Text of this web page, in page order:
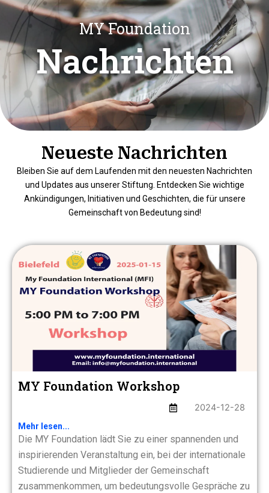
Skip
content
English Deutsch Türkçe فارسی العربیة
Menu
Donate App
MY Foundation
Nachrichten
Neueste Nachrichten
Bleiben Sie auf dem Laufenden mit den neuesten Nachrichten
und Updates aus unserer Stiftung. Entdecken Sie wichtige
Ankündigungen, Initiativen und Geschichten, die für unsere
Gemeinschaft von Bedeutung sind!
MY Foundation Workshop
2024-12-28
Mehr lesen...
Die MY Foundation lädt Sie zu einer spannenden und
inspirierenden Veranstaltung ein, bei der internationale
Studierende und Mitglieder der Gemeinschaft
zusammenkommen, um bedeutungsvolle Gespräche zu